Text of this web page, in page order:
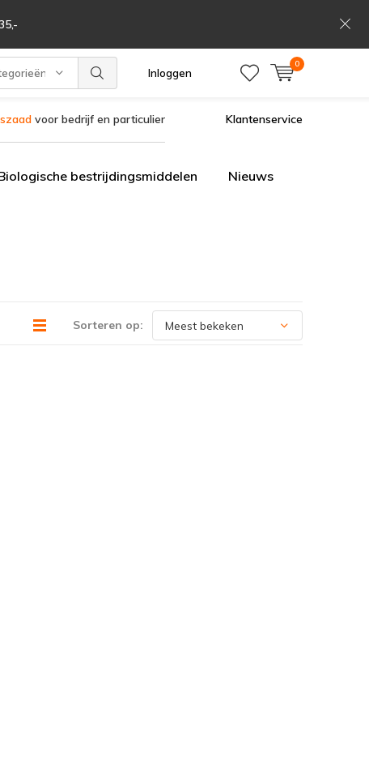
Inloggen
0
voor bedrijf en particulier Klantenservice
bestrijdingsmiddelen Nieuws
Sorteren op: